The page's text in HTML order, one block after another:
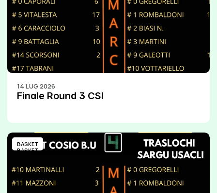
14 LUG 2026
Finale Round 3 CSI
BASKET
BASKET